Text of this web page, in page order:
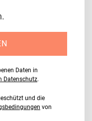
Daten in
Datenschutz.
und die
von